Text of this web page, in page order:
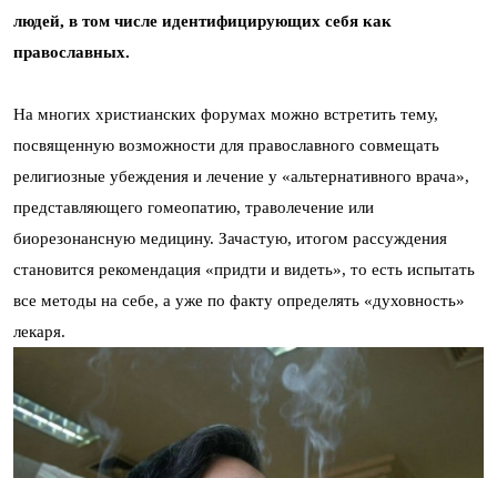
людей, в том числе идентифицирующих себя как
православных.
На многих христианских форумах можно встретить тему,
посвященную возможности для православного совмещать
религиозные убеждения и лечение у «альтернативного врача»,
представляющего гомеопатию, траволечение или
биорезонансную медицину. Зачастую, итогом рассуждения
становится рекомендация «придти и видеть», то есть испытать
все методы на себе, а уже по факту определять «духовность»
лекаря.